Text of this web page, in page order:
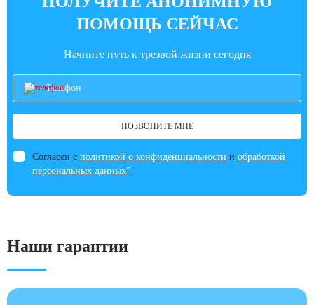
ПОМОЩЬ СЕЙЧАС
Начните путь к трезвой жизни сегодня
ПОЗВОНИТЕ МНЕ
Согласен с политикой о конфиденциальности и обработкой
персональных данных"
Наши гарантии